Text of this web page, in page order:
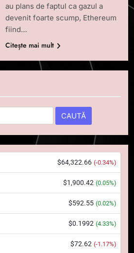
au plans de faptul ca gazul a
devenit foarte scump, Ethereum
fiind…
Citește mai mult
$64,322.66 (-0.34%)
$1,900.42 (0.05%)
$592.55 (0.02%)
$0.1992 (4.33%)
$72.62 (-1.17%)
Squid a strâns 6 milioane de
dolari cu sprijinul Ripple, apoi a
pierdut jumătate din aceștia
într-un atac cibernetic în mai
Banii digitali și arhitectura
încrederii: O nouă viziune asupra
banilor în era digitală